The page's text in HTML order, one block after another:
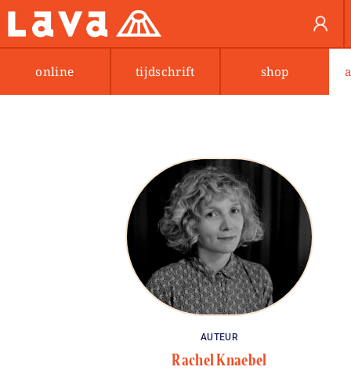
online tijdschrift shop
AUTEUR
Rachel Knaebel